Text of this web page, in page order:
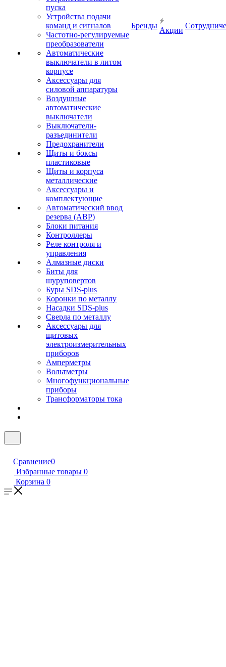
пуска
Устройства подачи
команд и сигналов
Частотно-регулируемые
преобразователи
Автоматические
выключатели в литом
корпусе
Аксессуары для
силовой аппаратуры
Воздушные
автоматические
выключатели
Выключатели-
разъединители
Предохранители
Щиты и боксы
пластиковые
Щиты и корпуса
металлические
Аксессуары и
комплектующие
Автоматический ввод
резерва (АВР)
Блоки питания
Контроллеры
Реле контроля и
управления
Алмазные диски
Биты для
шуруповертов
Буры SDS-plus
Коронки по металлу
Насадки SDS-plus
Сверла по металлу
Аксессуары для
щитовых
электроизмерительных
приборов
Амперметры
Вольтметры
Многофункциональные
приборы
Трансформаторы тока
Бренды
Акции
Сравнение0
Избранные товары 0
Корзина 0